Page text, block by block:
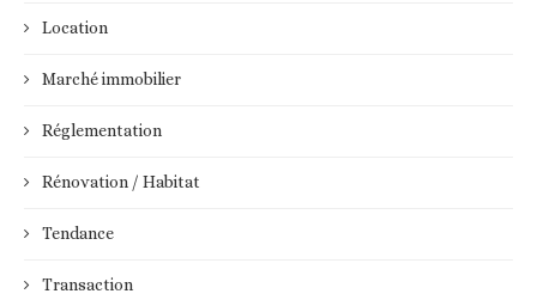
Location
Marché immobilier
Réglementation
Rénovation / Habitat
Tendance
Transaction